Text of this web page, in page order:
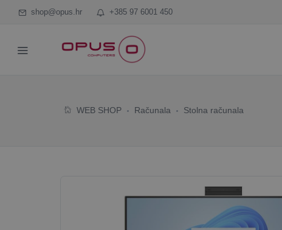
shop@opus.hr +385 97 6001 450
WEB SHOP Računala Stolna računala